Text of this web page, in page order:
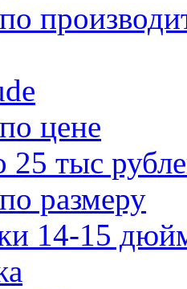
цене
25 тыс
размеру
14-15